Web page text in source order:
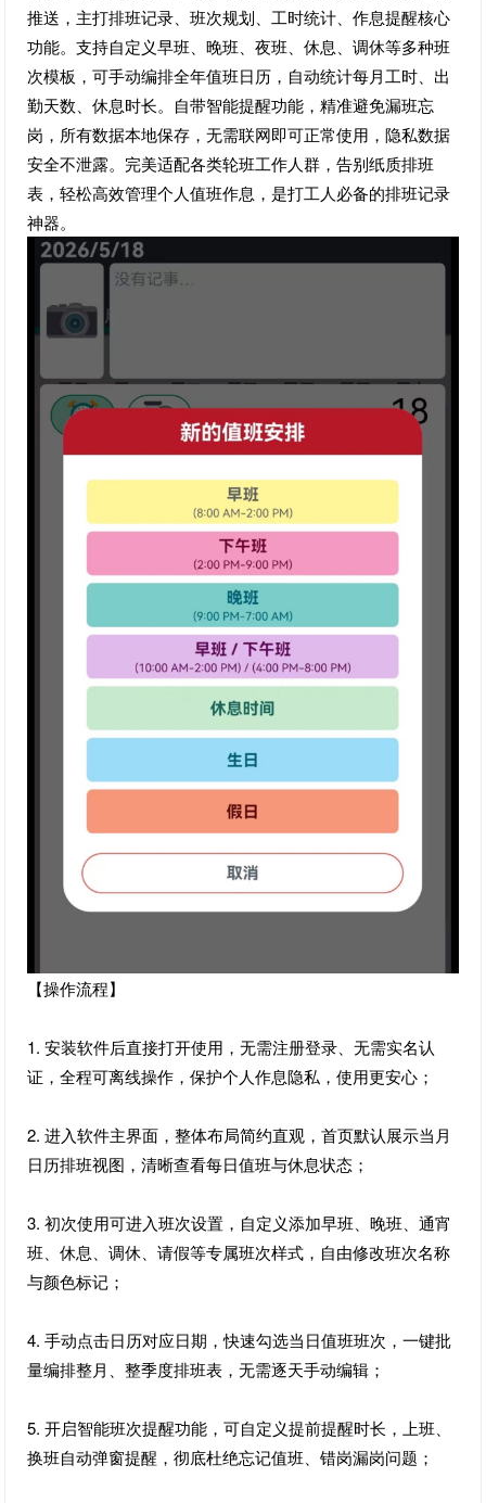
推送，主打排班记录、班次规划、工时统计、作息提醒核心
功能。支持自定义早班、晚班、夜班、休息、调休等多种班
次模板，可手动编排全年值班日历，自动统计每月工时、出
勤天数、休息时长。自带智能提醒功能，精准避免漏班忘
岗，所有数据本地保存，无需联网即可正常使用，隐私数据
安全不泄露。完美适配各类轮班工作人群，告别纸质排班
表，轻松高效管理个人值班作息，是打工人必备的排班记录
神器。
【操作流程】
1. 安装软件后直接打开使用，无需注册登录、无需实名认
证，全程可离线操作，保护个人作息隐私，使用更安心；
2. 进入软件主界面，整体布局简约直观，首页默认展示当月
日历排班视图，清晰查看每日值班与休息状态；
3. 初次使用可进入班次设置，自定义添加早班、晚班、通宵
班、休息、调休、请假等专属班次样式，自由修改班次名称
与颜色标记；
4. 手动点击日历对应日期，快速勾选当日值班班次，一键批
量编排整月、整季度排班表，无需逐天手动编辑；
5. 开启智能班次提醒功能，可自定义提前提醒时长，上班、
换班自动弹窗提醒，彻底杜绝忘记值班、错岗漏岗问题；